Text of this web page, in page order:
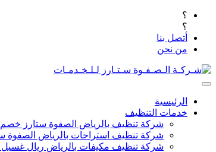
؟
؟
أتصل بنا
من نحن
الرئيسية
خدمات التنظيف
شركة تنظيف بالرياض الصفوة ستارز
شركة تنظيف استراحات بالرياض الصفوة
شركة تنظيف مكيفات بالرياض ريال غسيل